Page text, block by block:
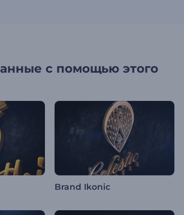
с помощью этого
Brand Ikonic